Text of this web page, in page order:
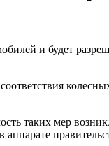
и будет
таких мер